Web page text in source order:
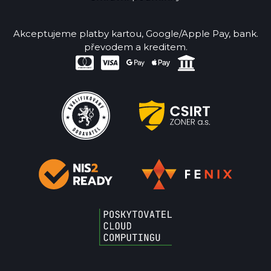
Akceptujeme platby kartou, Google/Apple Pay, bank.
převodem a kreditem.